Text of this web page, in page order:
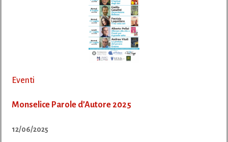
Eventi
Monselice Parole d’Autore 2025
12/06/2025